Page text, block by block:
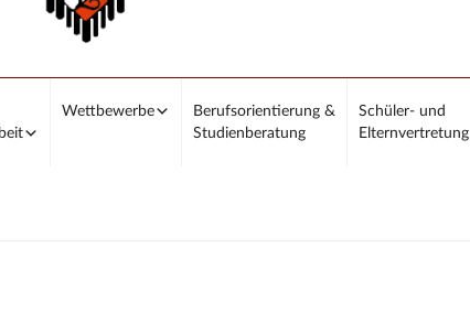
Wettbewerbe
Berufsorientierung &
Studienberatung
Schüler- und
Elternvertretung